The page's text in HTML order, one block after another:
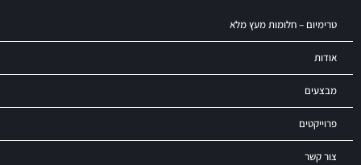
טרימיום – חלומות מעץ מלא
אודות
מבצעים
פרוייקטים
צור קשר